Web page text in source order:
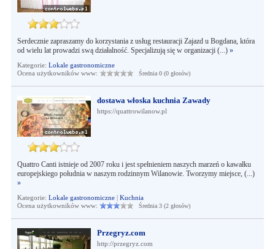
Serdecznie zapraszamy do korzystania z usług restauracji Zajazd u Bogdana, która
od wielu lat prowadzi swą działalność. Specjalizują się w organizacji (...) »
Kategorie: Lokale gastronomiczne
Ocena użytkowników www:
Średnia 0 (0 głosów)
dostawa włoska kuchnia Zawady
https://quattrowilanow.pl
Quattro Canti istnieje od 2007 roku i jest spełnieniem naszych marzeń o kawałku
europejskiego południa w naszym rodzinnym Wilanowie. Tworzymy miejsce, (...)
»
Kategorie: Lokale gastronomiczne| Kuchnia
Ocena użytkowników www:
Średnia 3 (2 głosów)
Przegryz.com
http://przegryz.com